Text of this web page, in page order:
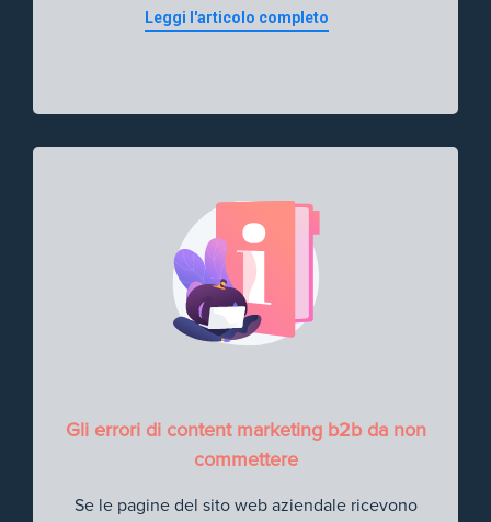
Leggi l'articolo completo
Gli errori di content marketing b2b da non
commettere
Se le pagine del sito web aziendale ricevono